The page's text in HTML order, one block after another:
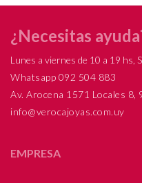
¿Necesitas
Lunes a viernes de 10 a 19 hs,
Whatsapp 092 504 883
Av. Arocena 1571 Locales 8,
info@verocajoyas.com.uy
EMPRESA